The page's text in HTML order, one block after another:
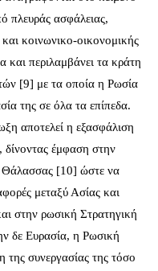
πλευράς ασφάλειας,
κοινωνικο-οικονομικής
περιλαμβάνει τα κράτη
[9] με τα οποία η Ρωσία
της σε όλα τα επίπεδα.
αποτελεί η εξασφάλιση
έμφαση στην
Θάλασσας [10] ώστε να
μεταξύ Ασίας και
στην ρωσική Στρατηγική
δε Ευρασία, η Ρωσική
της συνεργασίας της τόσο